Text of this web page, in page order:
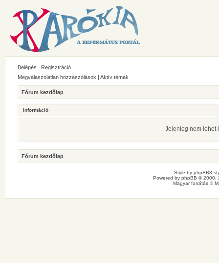
Belépés
Regisztráció
Megválaszolatlan hozzászólások | Aktív témák
Fórum kezdőlap
Információ
Jelenleg nem lehet
Fórum kezdőlap
Style by phpBB3
Powered by phpBB © 2000,
Magyar fordítás ©